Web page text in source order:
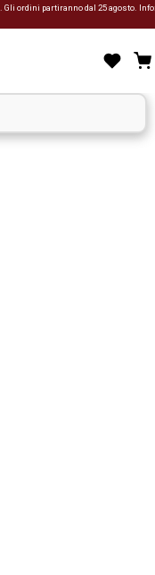
. Gli ordini partiranno dal 25 agosto. Info: